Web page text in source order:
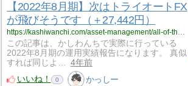
【2022年8月期】次はトライオートFX
が飛びそうです（＋27,442円）
https://kashiwanchi.com/asset-management/all-of-the-operational-report/aug-2022/
この記事は、かしわんちで実際に行っている
2022年8月期の運用実績報告になります。 真似
すれば同じよ…
4年前
いいね！
0 かっしー